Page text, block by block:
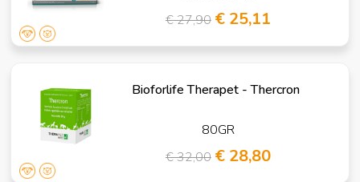
€ 27,90 € 25,11
Bioforlife Therapet - Thercron
80GR
€ 32,00 € 28,80